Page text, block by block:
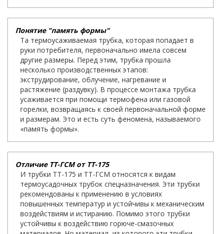
Понятие "память формы"
Та термоусаживаемая трубка, которая попадает в
руки потребителя, первоначально имела совсем
другие размеры. Перед этим, трубка прошла
несколько производственных этапов:
экструдирование, облучение, нагревание и
растяжение (раздувку). В процессе монтажа трубка
усаживается при помощи термофена или газовой
горелки, возвращаясь к своей первоначальной форме
и размерам. Это и есть суть феномена, называемого
«память формы».
Отличие ТТ-ГСМ от ТТ-175
И трубки ТТ-175 и ТТ-ГСМ относятся к видам
термоусадочных трубок спецназначения. Эти трубки
рекомендованы к применению в условиях
повышенных температур и устойчивы к механическим
воздействиям и истиранию. Помимо этого трубки
устойчивы к воздействию горюче-смазочных